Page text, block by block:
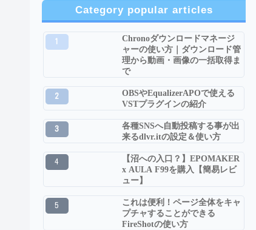
Category popular articles
Chronoダウンロードマネージ
ャーの使い方｜ダウンロード管
理から動画・画像の一括取得ま
で
OBSやEqualizerAPOで使える
VSTプラグインの紹介
各種SNSへ自動投稿する事が出
来るdlvr.itの設定＆使い方
【沼への入口？】EPOMAKER
x AULA F99を購入【簡易レビ
ュー】
これは便利！ページ全体をキャ
プチャすることができる
FireShotの使い方